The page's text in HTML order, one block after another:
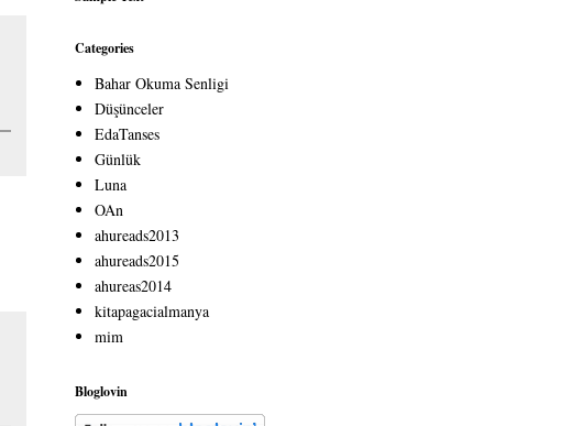
Categories
Bahar Okuma Senligi
Düşünceler
EdaTanses
Günlük
Luna
OAn
ahureads2013
ahureads2015
ahureas2014
kitapagacialmanya
mim
Bloglovin